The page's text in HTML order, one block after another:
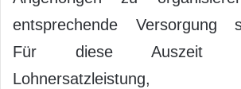
entsprechende Versorgung
Für diese Auszeit